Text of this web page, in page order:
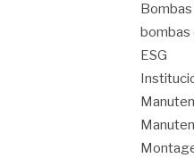
bombas
ESG